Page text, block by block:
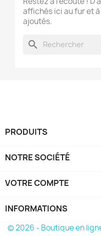
affichés ici au fur et
ajoutés.
search
PRODUITS
NOTRE SOCIÉTÉ
VOTRE COMPTE
INFORMATIONS
© 2026 - Boutique en